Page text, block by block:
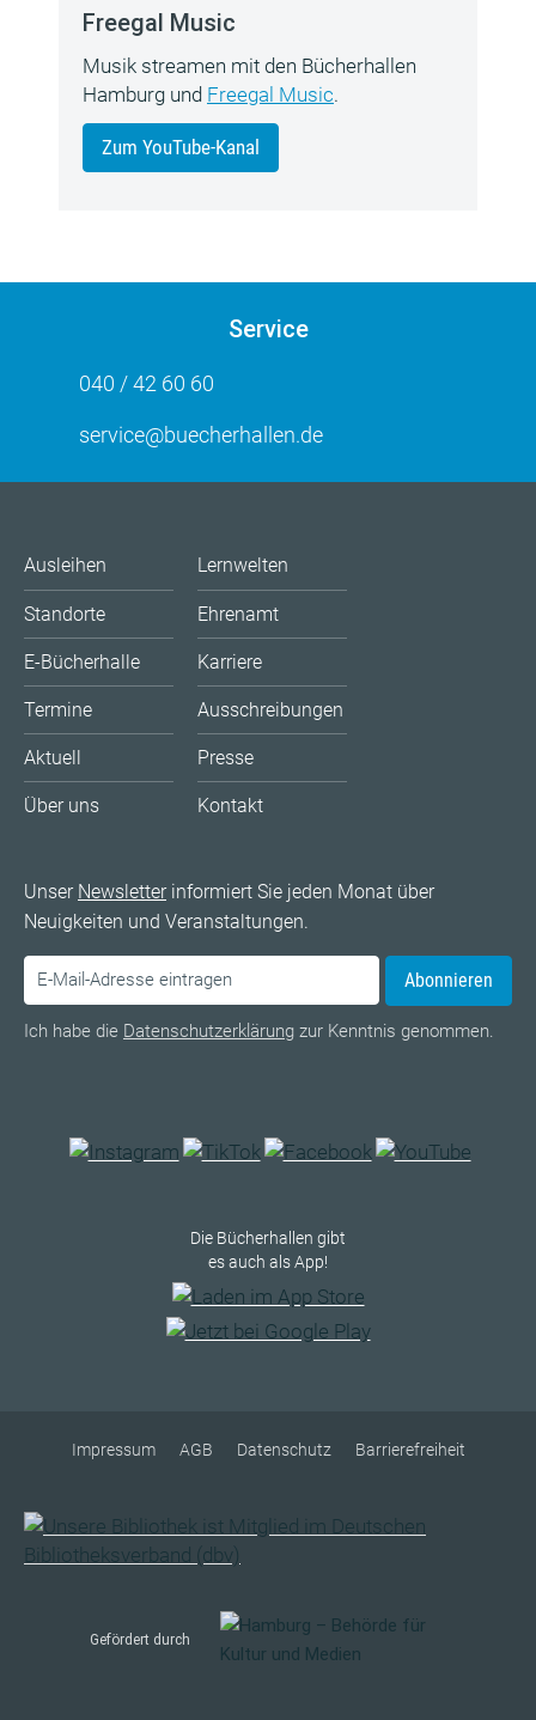
Freegal Music
Musik streamen mit den Bücherhallen
Hamburg und Freegal Music.
Zum YouTube-Kanal
Service
040 / 42 60 60
service@buecherhallen.de
Ausleihen
Standorte
E-Bücherhalle
Termine
Aktuell
Über uns
Lernwelten
Ehrenamt
Karriere
Ausschreibungen
Presse
Kontakt
Unser Newsletterinformiert Sie jeden Monat über
Neuigkeiten und Veranstaltungen.
Abonnieren
Ich habe die Datenschutzerklärung zur Kenntnis genommen.
Die Bücherhallen gibt
es auch als App!
Impressum AGB Datenschutz Barrierefreiheit
Gefördert durch